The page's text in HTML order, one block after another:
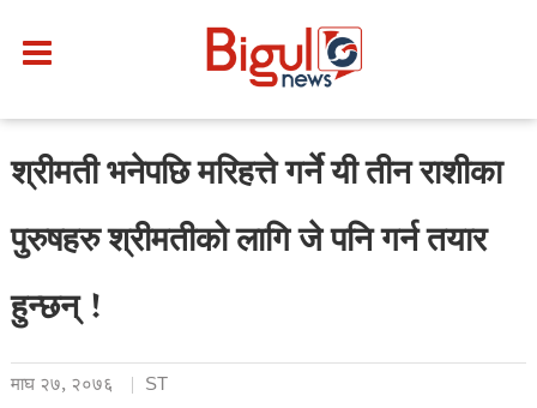
श्रीमती भनेपछि मरिहत्ते गर्ने यी तीन राशीका
पुरुषहरु श्रीमतीको लागि जे पनि गर्न तयार
हुन्छन् !
माघ २७, २०७६ ST